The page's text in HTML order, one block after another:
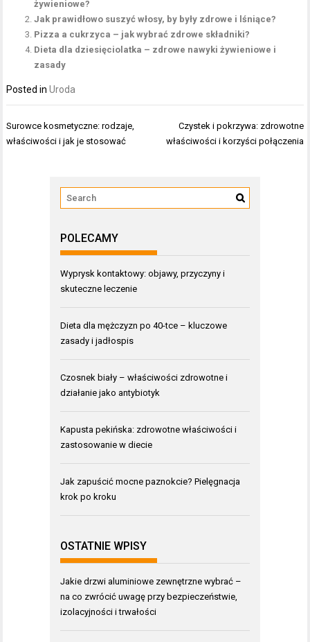
żywieniowe?
Jak prawidłowo suszyć włosy, by były zdrowe i lśniące?
Pizza a cukrzyca – jak wybrać zdrowe składniki?
Dieta dla dziesięciolatka – zdrowe nawyki żywieniowe i
zasady
Posted inUroda
Nawigacja
wpisu
Surowce kosmetyczne: rodzaje,
właściwości i jak je stosować
Czystek i pokrzywa: zdrowotne
właściwości i korzyści połączenia
POLECAMY
Wyprysk kontaktowy: objawy, przyczyny i
skuteczne leczenie
Dieta dla mężczyzn po 40-tce – kluczowe
zasady i jadłospis
Czosnek biały – właściwości zdrowotne i
działanie jako antybiotyk
Kapusta pekińska: zdrowotne właściwości i
zastosowanie w diecie
Jak zapuścić mocne paznokcie? Pielęgnacja
krok po kroku
OSTATNIE WPISY
Jakie drzwi aluminiowe zewnętrzne wybrać –
na co zwrócić uwagę przy bezpieczeństwie,
izolacyjności i trwałości